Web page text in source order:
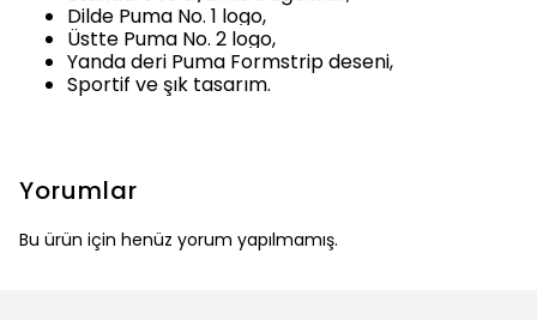
Dilde Puma No. 1 logo,
Üstte Puma No. 2 logo,
Yanda deri Puma Formstrip deseni,
Sportif ve şık tasarım.
Yorumlar
Bu ürün için henüz yorum yapılmamış.